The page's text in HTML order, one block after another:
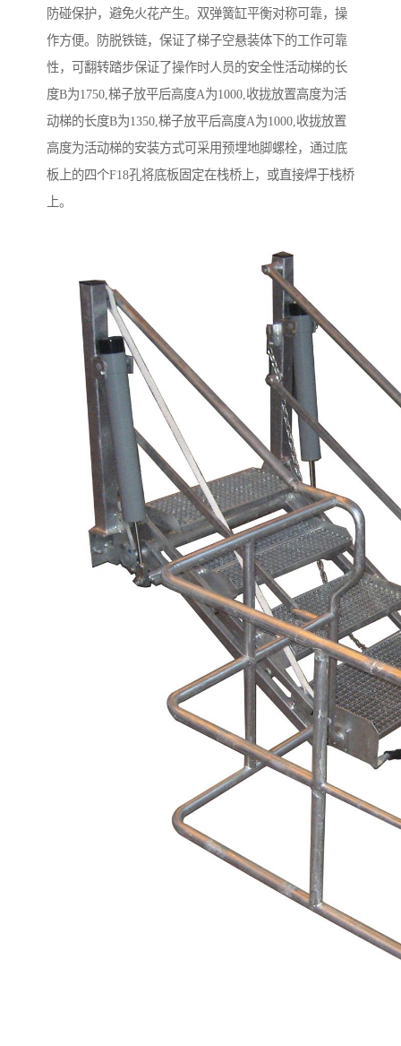
防碰保护，避免火花产生。双弹簧缸平衡对称可靠，操
作方便。防脱铁链，保证了梯子空悬装体下的工作可靠
性，可翻转踏步保证了操作时人员的安全性活动梯的长
度B为1750,梯子放平后高度A为1000,收拢放置高度为活
动梯的长度B为1350,梯子放平后高度A为1000,收拢放置
高度为活动梯的安装方式可采用预埋地脚螺栓，通过底
板上的四个F18孔将底板固定在栈桥上，或直接焊于栈桥
上。